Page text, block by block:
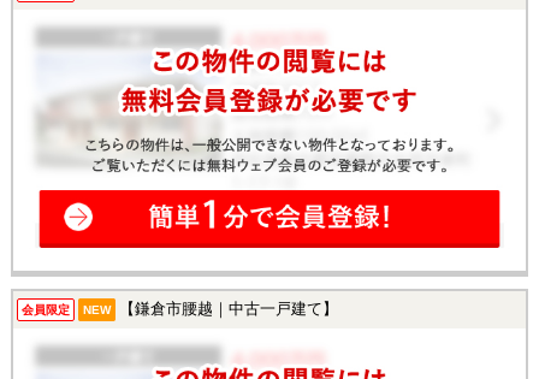
会員限定 NEW 【鎌倉市腰越｜中古一戸建て】